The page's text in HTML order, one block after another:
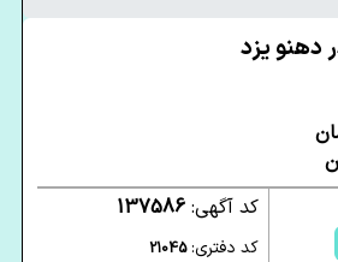
کد آگهی: 137586
کد دفتری:21045